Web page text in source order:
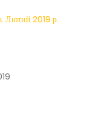
Лютий 2019 р.